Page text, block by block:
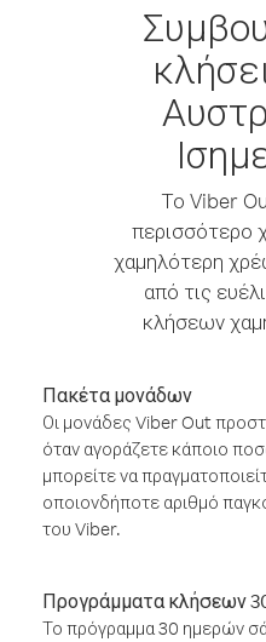
Το Viber
περισσότερο
χαμηλότερη
από τις
κλήσεων
Πακέτα μονάδων
Οι μονάδες Viber Out
όταν αγοράζετε κάποιο
μπορείτε να
οποιονδήποτε αριθμό
του Viber.
Προγράμματα κλήσεων
Το πρόγραμμα 30 ημερών